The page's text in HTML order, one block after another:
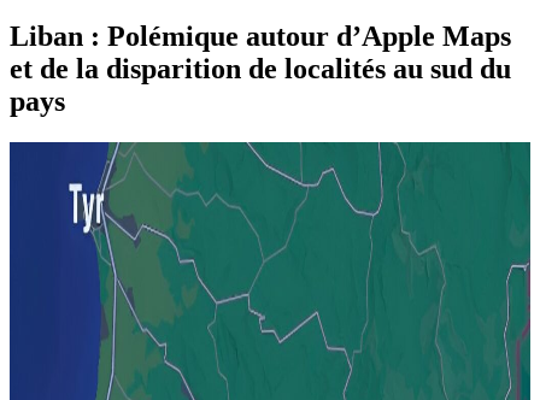
Liban : Polémique autour d’Apple Maps
et de la disparition de localités au sud du
pays